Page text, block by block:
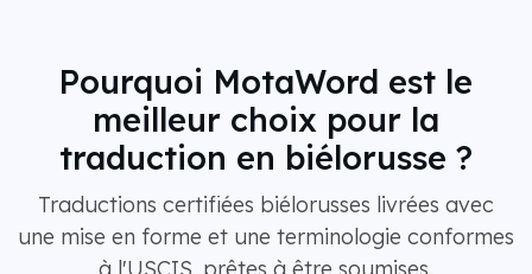
Pourquoi MotaWord est le
meilleur choix pour la
traduction en biélorusse ?
Traductions certifiées biélorusses livrées avec
une mise en forme et une terminologie conformes
à l'USCIS, prêtes à être soumises.